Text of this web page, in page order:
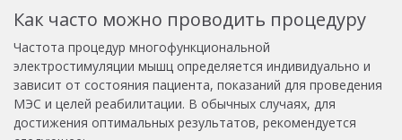
Как часто можно проводить процедуру
Частота процедур многофункциональной
электростимуляции мышц определяется индивидуально и
зависит от состояния пациента, показаний для проведения
МЭС и целей реабилитации. В обычных случаях, для
достижения оптимальных результатов, рекомендуется